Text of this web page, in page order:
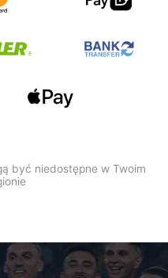
być niedostępne w Twoim